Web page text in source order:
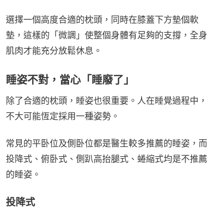
選擇一個高度合適的枕頭，同時在膝蓋下方墊個軟
墊，這樣的「微調」使整個身體有足夠的支撐，全身
肌肉才能充分放鬆休息。
睡姿不對，當心「睡廢了」
除了合適的枕頭，睡姿也很重要。人在睡覺過程中，
不大可能恆定採用一種姿勢。
常見的平卧位及側卧位都是醫生較多推薦的睡姿，而
投降式、俯卧式、側趴高抬腿式、蜷縮式均是不推薦
的睡姿。
投降式